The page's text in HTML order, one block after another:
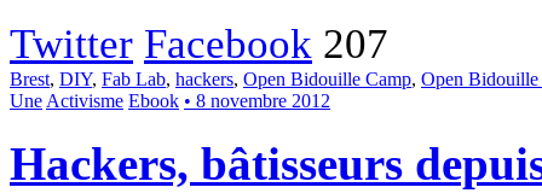
Twitter Facebook 207
Brest, DIY, Fab Lab, hackers, Open Bidouille Camp, Open Bidouille
UneActivisme Ebook • 8 novembre 2012
Hackers, bâtisseurs